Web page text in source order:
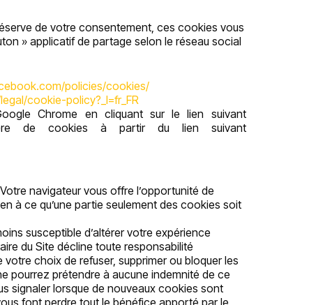
de votre consentement, ces cookies vous
» applicatif de partage selon le réseau social
policies/cookies/
cookie-policy?_l=fr_FR
Chrome en cliquant sur le lien suivant
de cookies à partir du lien suivant
navigateur vous offre l’opportunité de
à ce qu’une partie seulement des cookies soit
susceptible d’altérer votre expérience
du Site décline toute responsabilité
choix de refuser, supprimer ou bloquer les
pourrez prétendre à aucune indemnité de ce
signaler lorsque de nouveaux cookies sont
font perdre tout le bénéfice apporté par le